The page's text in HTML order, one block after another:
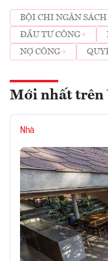
BỘI CHI NGÂN SÁCH
ĐẦU TƯ CÔNG
NỢ CÔNG
Mới nhất trên
Nhà